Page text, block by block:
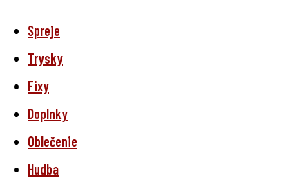
Spreje
Trysky
Fixy
Doplnky
Oblečenie
Hudba